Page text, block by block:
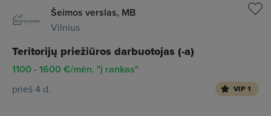
Šeimos verslas, MB
Vilnius
Teritorijų priežiūros darbuotojas (-a)
1100 - 1600 €/mėn. "į rankas"
prieš 4 d. VIP 1